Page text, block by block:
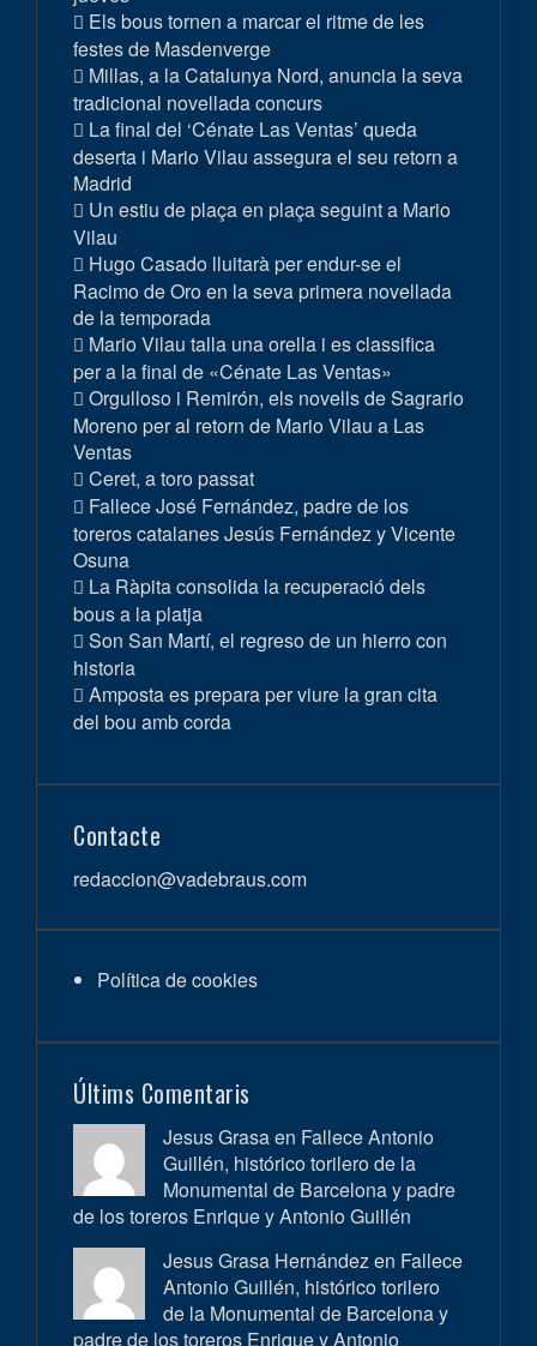
Els bous tornen a marcar el ritme de les
festes de Masdenverge
Millas, a la Catalunya Nord, anuncia la seva
tradicional novellada concurs
La final del ‘Cénate Las Ventas’ queda
deserta i Mario Vilau assegura el seu retorn a
Madrid
Un estiu de plaça en plaça seguint a Mario
Vilau
Hugo Casado lluitarà per endur-se el
Racimo de Oro en la seva primera novellada
de la temporada
Mario Vilau talla una orella i es classifica
per a la final de «Cénate Las Ventas»
Orgulloso i Remirón, els novells de Sagrario
Moreno per al retorn de Mario Vilau a Las
Ventas
Ceret, a toro passat
Fallece José Fernández, padre de los
toreros catalanes Jesús Fernández y Vicente
Osuna
La Ràpita consolida la recuperació dels
bous a la platja
Son San Martí, el regreso de un hierro con
historia
Amposta es prepara per viure la gran cita
del bou amb corda
Contacte
redaccion@vadebraus.com
Política de cookies
Últims Comentaris
Jesus Grasa en Fallece Antonio
Guillén, histórico torilero de la
Monumental de Barcelona y padre
de los toreros Enrique y Antonio Guillén
Jesus Grasa Hernández en Fallece
Antonio Guillén, histórico torilero
de la Monumental de Barcelona y
padre de los toreros Enrique y Antonio